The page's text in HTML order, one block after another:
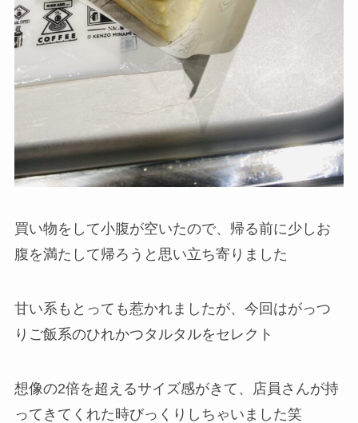
買い物をして小腹が空いたので、帰る前に少しお
腹を満たして帰ろうと思い立ち寄りました
甘い系もとっても惹かれましたが、今回はがっつ
りご飯系のひれかつタルタルをセレクト
想像の2倍を超えるサイズ感がきて、店員さんが持
ってきてくれた時びっくりしちゃいました笑